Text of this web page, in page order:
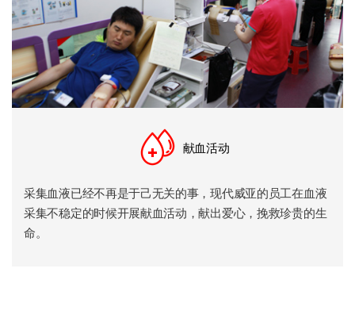
献血活动
采集血液已经不再是于己无关的事，现代威亚的员工在血液
采集不稳定的时候开展献血活动，献出爱心，挽救珍贵的生
命。